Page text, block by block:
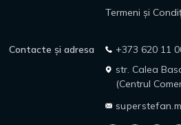
Termeni și
Contacte și adresa
+373 620 11
str. Calea
(Centrul